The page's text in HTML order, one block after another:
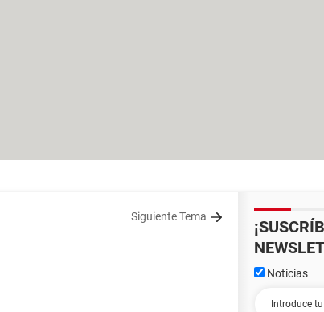
Siguiente Tema
Noticias